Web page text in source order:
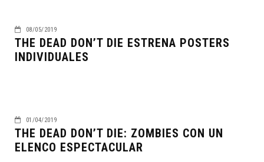
08/05/2019
THE DEAD DON’T DIE ESTRENA POSTERS
INDIVIDUALES
01/04/2019
THE DEAD DON’T DIE: ZOMBIES CON UN
ELENCO ESPECTACULAR